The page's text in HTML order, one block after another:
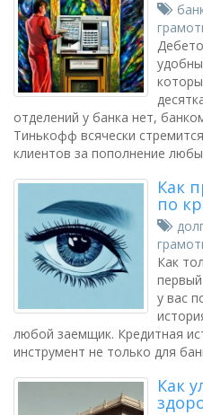
отделений у банка нет,
Тинькофф всячески
клиентов за пополнение
Как
по
Как
у вас
любой заемщик. Кредитная
инструмент не только для
Как